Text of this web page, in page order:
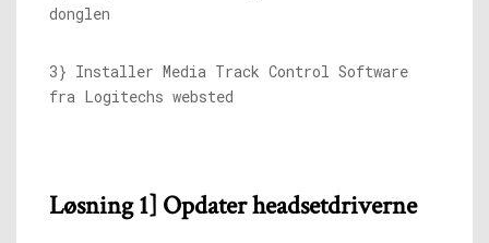
donglen
3} Installer Media Track Control Software
fra Logitechs websted
Løsning 1] Opdater headsetdriverne